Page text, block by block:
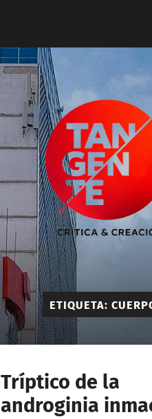
Tangente
ETIQUETA:
Tríptico de la
androginia